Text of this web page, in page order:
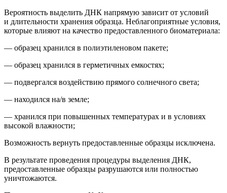
Вероятность выделить ДНК напрямую зависит от условий
и длительности хранения образца. Неблагоприятные условия,
которые влияют на качество предоставленного биоматериала:
— образец хранился в полиэтиленовом пакете;
— образец хранился в герметичных емкостях;
— подвергался воздействию прямого солнечного света;
— находился на/в земле;
— хранился при повышенных температурах и в условиях
высокой влажности;
Возможность вернуть предоставленные образцы исключена.
В результате проведения процедуры выделения ДНК,
предоставленные образцы разрушаются или полностью
уничтожаются.